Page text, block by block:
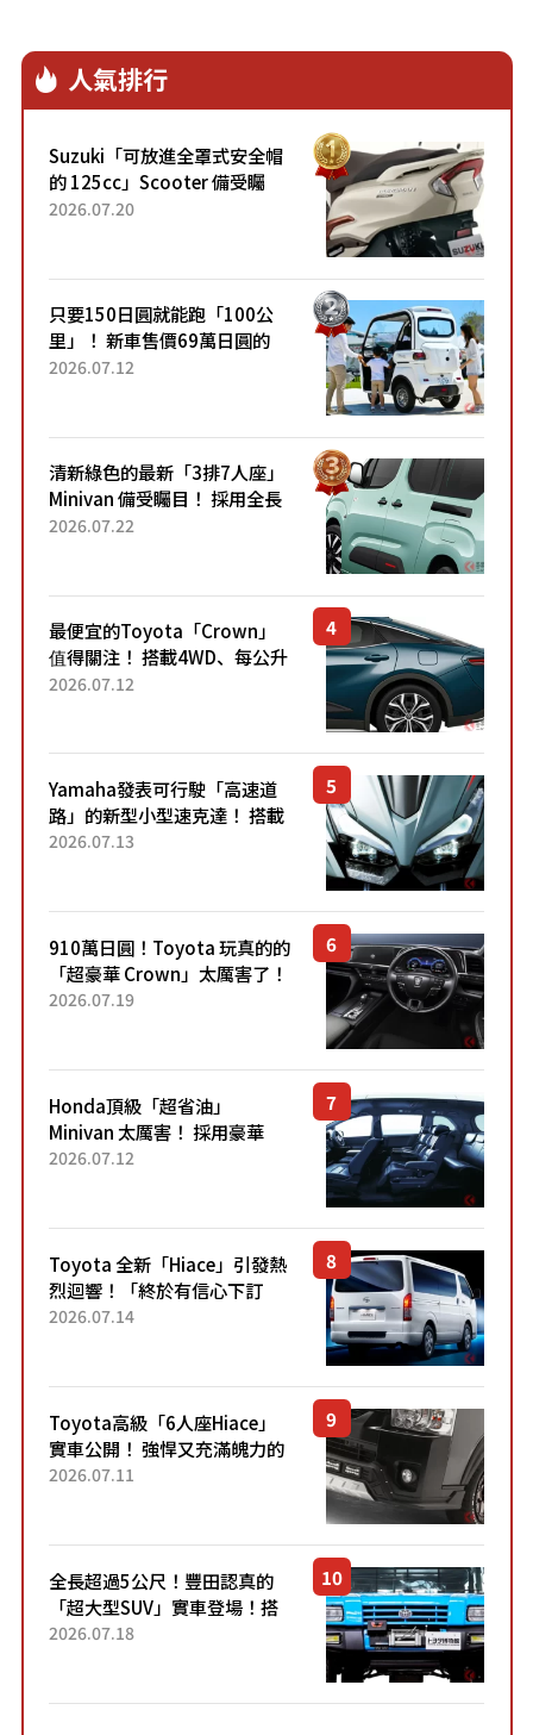
人氣排行
Suzuki「可放進全罩式安全帽
的 125cc」Scooter 備受矚
目！採用全新流線設計與各項
2026.07.20
只要150日圓就能跑「100公
里」！ 新車售價69萬日圓的
「3人座」Trike大受歡迎！ 順
2026.07.12
清新綠色的最新「3排7人座」
Minivan 備受矚目！ 採用全長
4.7公尺剛剛好的車身尺寸與
2026.07.22
最便宜的Toyota「Crown」
值得關注！ 搭載4WD、每公升
22.4公里低油耗表現超亮眼！
2026.07.12
Yamaha發表可行駛「高速道
路」的新型小型速克達！ 搭載
能享受超強勁「渦輪感」的動
2026.07.13
910萬日圓！Toyota 玩真的的
「超豪華 Crown」太厲害了！
採用由「匠人技藝」打造的
2026.07.19
Honda頂級「超省油」
Minivan 太厲害！ 採用豪華
「真皮座椅」與專屬「黑色內
「三...
2026.07.12
Toyota 全新「Hiace」引發熱
烈迴響！「終於有信心下訂
了！」「哪個等級交車最
車？...
2026.07.14
Toyota高級「6人座Hiace」
實車公開！ 強悍又充滿魄力的
「全黑設計」搭配特別「豪華
2026.07.11
全長超過5公尺！豐田認真的
「超大型SUV」實車登場！搭
載後輪也會轉向的「四輪轉
「Mega C...
2026.07.18